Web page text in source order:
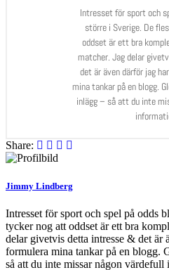
Intresset för sport och
större i Sverige. De
oddset är ett bra
matcher. Jag delar
det är även därför jag
mina tankar på en blogg.
inlägg – så att du inte
Share:
Jimmy Lindberg
Intresset för sport och spel på odds
tycker nog att oddset är ett bra
delar givetvis detta intresse & det är
formulera mina tankar på en blogg.
så att du inte missar någon